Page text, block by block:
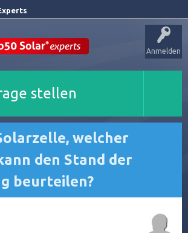
Anmelden
stellen
welcher
den Stand der
beurteilen?